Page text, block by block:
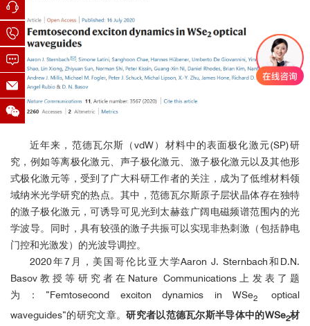
近年来，范德瓦尔斯（vdW）材料中的表面极化激元(SP)研
究，例如等离极化激元、声子极化激元、激子极化激元以及其他形
式极化激元等，受到了广大科研工作者的关注，成为了低维材料领
域纳米光学研究的热点。其中，范德瓦尔斯原子层状晶体存在独特
的激子极化激元，可诱导可见光到太赫兹广阔电磁频谱范围内的光
学波导。同时，具有较强的激子共振可以实现非热刺激（包括静电
门控和光激发）的光波导调控。
2020年7月，美国哥伦比亚大学Aaron J. Sternbach和D.N.
Basov教授等研究者在Nature Communications上发表了题
为：”Femtosecond exciton dynamics in WSe2
optical
waveguides”的研究文章。研究者以范德瓦尔斯半导体中的WSe2材
● P. Alonso-Gonzales et al., Nat. Nanotechnol. 2017,
● M. A. Huber et al.,
● P. Li et al.,Nano Lett.2017,17, 228.
T. Low et al.,Nat. Mater.2017,16, 182.
D. Basov et al.,
● M. B. Lundberg et al.,
Z. Fei et al.,Nano Lett. 2016,16, 7842.
● A. Y. Nikitin et al.,Nat. Photonics2016,10, 239.
● G. X. Ni et al.,Nat. Photonics2016,10, 244.
● A. Woessner et al.,Nat. Commun.2016,7, 10783.
● Z. Fei et al., Nano Lett.2015,15, 8271.
● G. X. Ni et al.,Nat. Mater.2015,14 , 1217.
● E. Yoxall et al.,Nat. Photonics
Z. Fei et al., Nano Lett. 2015,15, 4973.
● M. D. Goldflam et al.,Nano Lett.2015,15, 4859.
● P. Li et al.,Nat. Commun.2015,5, 7507.
● S. Dai et al.,Nat. Nanotechnol.2015,10, 682.